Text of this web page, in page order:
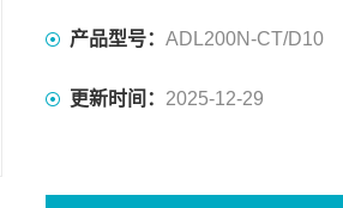
产品型号： ADL200N-CT/D10
更新时间： 2025-12-29